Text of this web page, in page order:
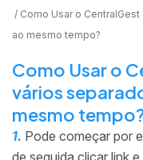
Como Usar o
ao mesmo tempo?
Como Usar o
vários
mesmo
1. Pode começar por
de seguida clicar link